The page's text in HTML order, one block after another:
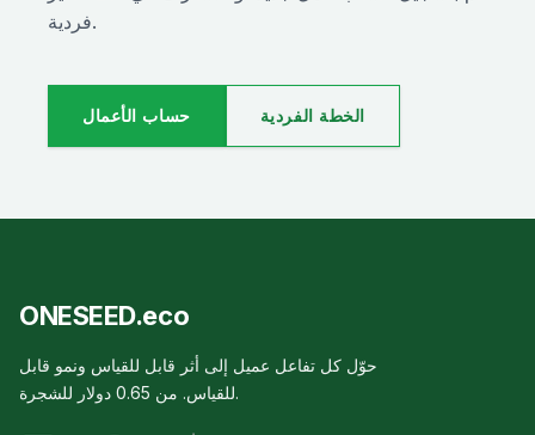
فردية.
حساب الأعمال الخطة الفردية
ONESEED.eco
حوّل كل تفاعل عميل إلى أثر قابل للقياس ونمو قابل
للقياس. من 0.65 دولار للشجرة.